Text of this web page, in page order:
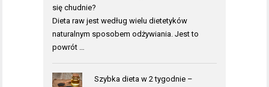
się chudnie?
Dieta raw jest według wielu dietetyków
naturalnym sposobem odżywiania. Jest to
powrót …
Szybka dieta w 2 tygodnie –